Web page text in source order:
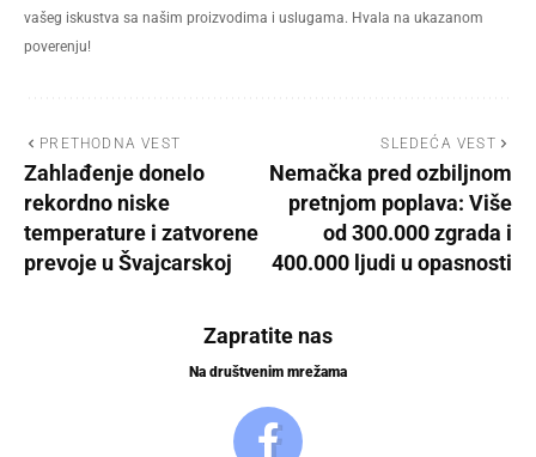
vašeg iskustva sa našim proizvodima i uslugama. Hvala na ukazanom
poverenju!
PRETHODNA VEST
Zahlađenje donelo
rekordno niske
temperature i zatvorene
prevoje u Švajcarskoj
SLEDEĆA VEST
Nemačka pred ozbiljnom
pretnjom poplava: Više
od 300.000 zgrada i
400.000 ljudi u opasnosti
Zapratite nas
Na društvenim mrežama